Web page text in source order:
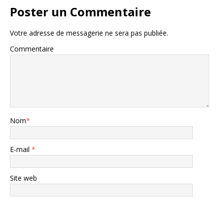
Poster un Commentaire
Votre adresse de messagerie ne sera pas publiée.
Commentaire
Nom*
E-mail *
Site web